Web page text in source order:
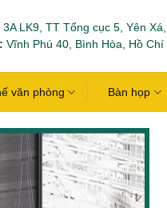
3A LK9, TT Tổng cục 5, Yên
Vĩnh Phú 40, Bình Hòa, Hồ Chí
văn phòng Bàn họp